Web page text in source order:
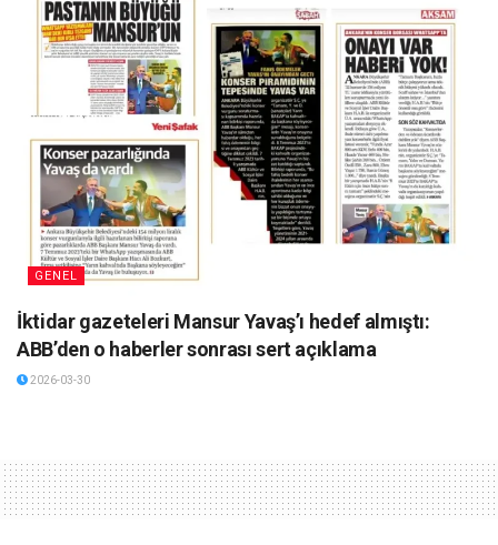
GENEL
İktidar gazeteleri Mansur Yavaş’ı hedef almıştı:
ABB’den o haberler sonrası sert açıklama
2026-03-30